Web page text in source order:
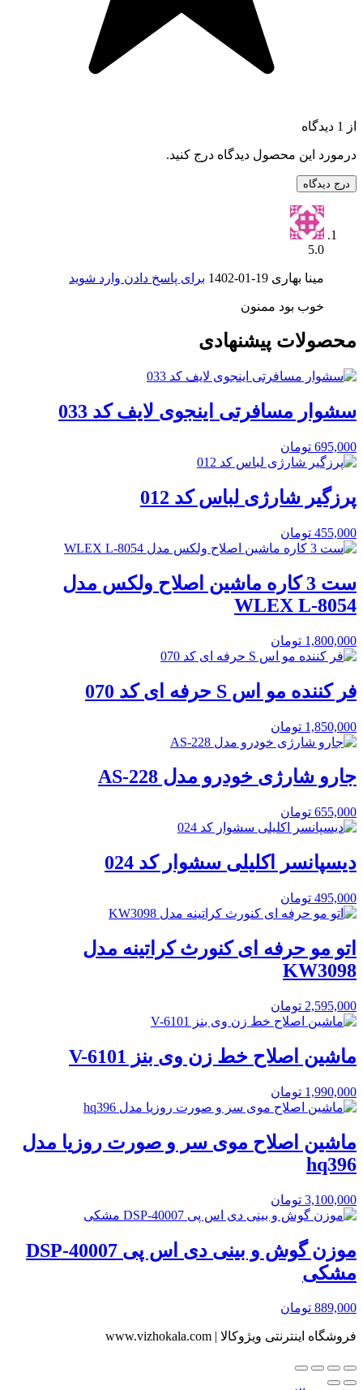
از 1 دیدگاه
درمورد این محصول دیدگاه درج کنید.
درج دیدگاه
5.0
مینا بهاری 1402-01-19 برای پاسخ دادن وارد شوید
خوب بود ممنون
محصولات پیشنهادی
سشوار مسافرتی اینجوی لایف کد 033
695,000 تومان
پرزگیر شارژی لباس کد 012
455,000 تومان
ست 3 کاره ماشین اصلاح ولکس مدل
WLEX L-8054
1,800,000 تومان
فر کننده مو اس S حرفه ای کد 070
1,850,000 تومان
جارو شارژی خودرو مدل AS-228
655,000 تومان
دیسپانسر اکلیلی سشوار کد 024
495,000 تومان
اتو مو حرفه ای کنورث کراتینه مدل
KW3098
2,595,000 تومان
ماشین اصلاح خط زن وی بنز V-6101
1,990,000 تومان
ماشین اصلاح موی سر و صورت روزیا مدل
hq396
3,100,000 تومان
موزن گوش و بینی دی اس پی DSP-40007
مشکی
889,000 تومان
فروشگاه اینترنتی ویژوکالا | www.vizhokala.com